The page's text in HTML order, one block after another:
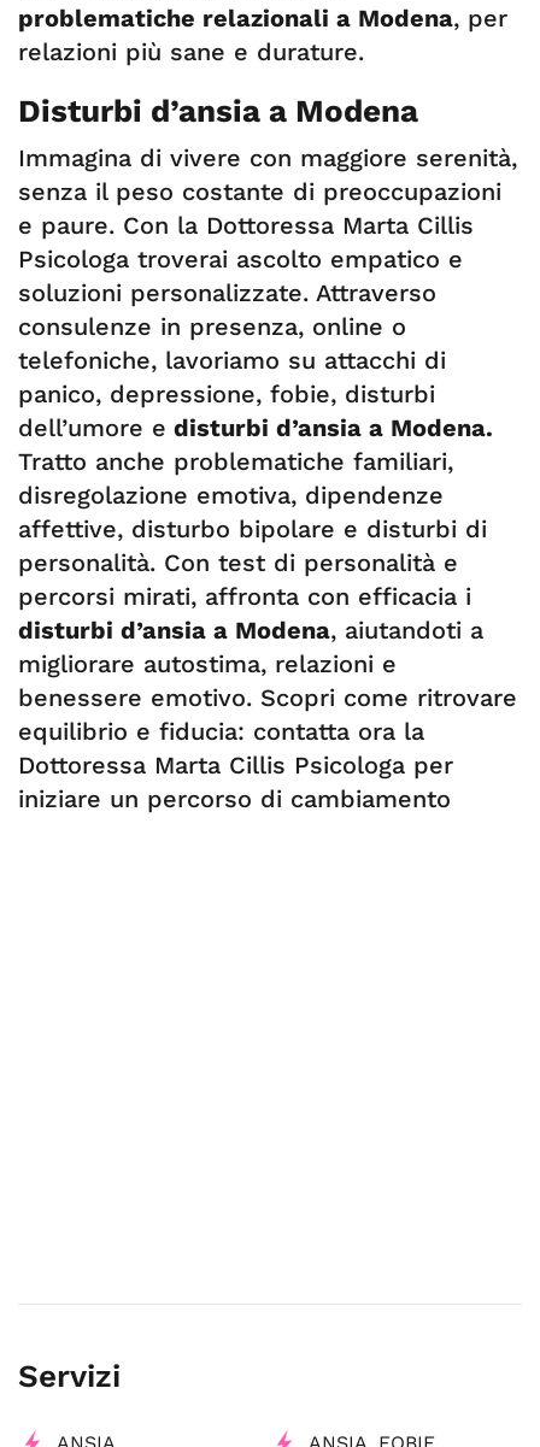
problematiche relazionali a Modena, per
relazioni più sane e durature.
Disturbi d’ansia a Modena
Immagina di vivere con maggiore serenità,
senza il peso costante di preoccupazioni
e paure. Con la Dottoressa Marta Cillis
Psicologa troverai ascolto empatico e
soluzioni personalizzate. Attraverso
consulenze in presenza, online o
telefoniche, lavoriamo su attacchi di
panico, depressione, fobie, disturbi
dell’umore e disturbi d’ansia a Modena.
Tratto anche problematiche familiari,
disregolazione emotiva, dipendenze
affettive, disturbo bipolare e disturbi di
personalità. Con test di personalità e
percorsi mirati, affronta con efficacia i
disturbi d’ansia a Modena, aiutandoti a
migliorare autostima, relazioni e
benessere emotivo. Scopri come ritrovare
equilibrio e fiducia: contatta ora la
Dottoressa Marta Cillis Psicologa per
iniziare un percorso di cambiamento
Servizi